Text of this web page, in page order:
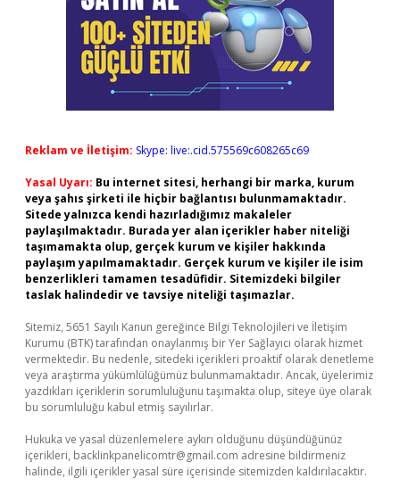
Reklam ve İletişim: Skype: live:.cid.575569c608265c69
Yasal Uyarı: Bu internet sitesi, herhangi bir marka, kurum
veya şahıs şirketi ile hiçbir bağlantısı bulunmamaktadır.
Sitede yalnızca kendi hazırladığımız makaleler
paylaşılmaktadır. Burada yer alan içerikler haber niteliği
taşımamakta olup, gerçek kurum ve kişiler hakkında
paylaşım yapılmamaktadır. Gerçek kurum ve kişiler ile isim
benzerlikleri tamamen tesadüfidir. Sitemizdeki bilgiler
taslak halindedir ve tavsiye niteliği taşımazlar.
Sitemiz, 5651 Sayılı Kanun gereğince Bilgi Teknolojileri ve İletişim
Kurumu (BTK) tarafından onaylanmış bir Yer Sağlayıcı olarak hizmet
vermektedir. Bu nedenle, sitedeki içerikleri proaktif olarak denetleme
veya araştırma yükümlülüğümüz bulunmamaktadır. Ancak, üyelerimiz
yazdıkları içeriklerin sorumluluğunu taşımakta olup, siteye üye olarak
bu sorumluluğu kabul etmiş sayılırlar.
Hukuka ve yasal düzenlemelere aykırı olduğunu düşündüğünüz
içerikleri, backlinkpanelicomtr@gmail.com adresine bildirmeniz
halinde, ilgili içerikler yasal süre içerisinde sitemizden kaldırılacaktır.